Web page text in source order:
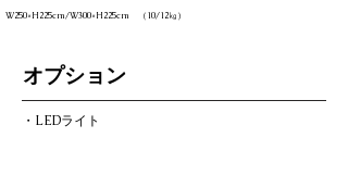
W250×H225cm/W300×H225cm （10/12㎏）
オプション
・LEDライト